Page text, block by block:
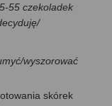
55 czekoladek
/
wyszorować
skórek